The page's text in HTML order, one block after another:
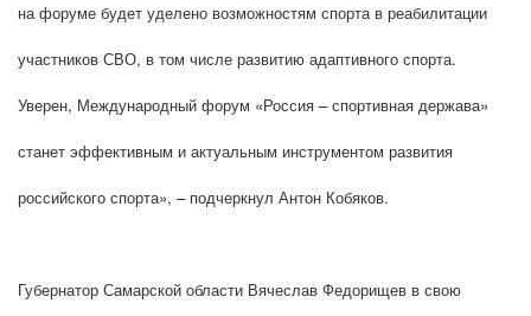
на форуме будет уделено возможностям спорта в реабилитации
участников СВО, в том числе развитию адаптивного спорта.
Уверен, Международный форум «Россия – спортивная держава»
станет эффективным и актуальным инструментом развития
российского спорта», – подчеркнул Антон Кобяков.
Губернатор Самарской области Вячеслав Федорищев в свою